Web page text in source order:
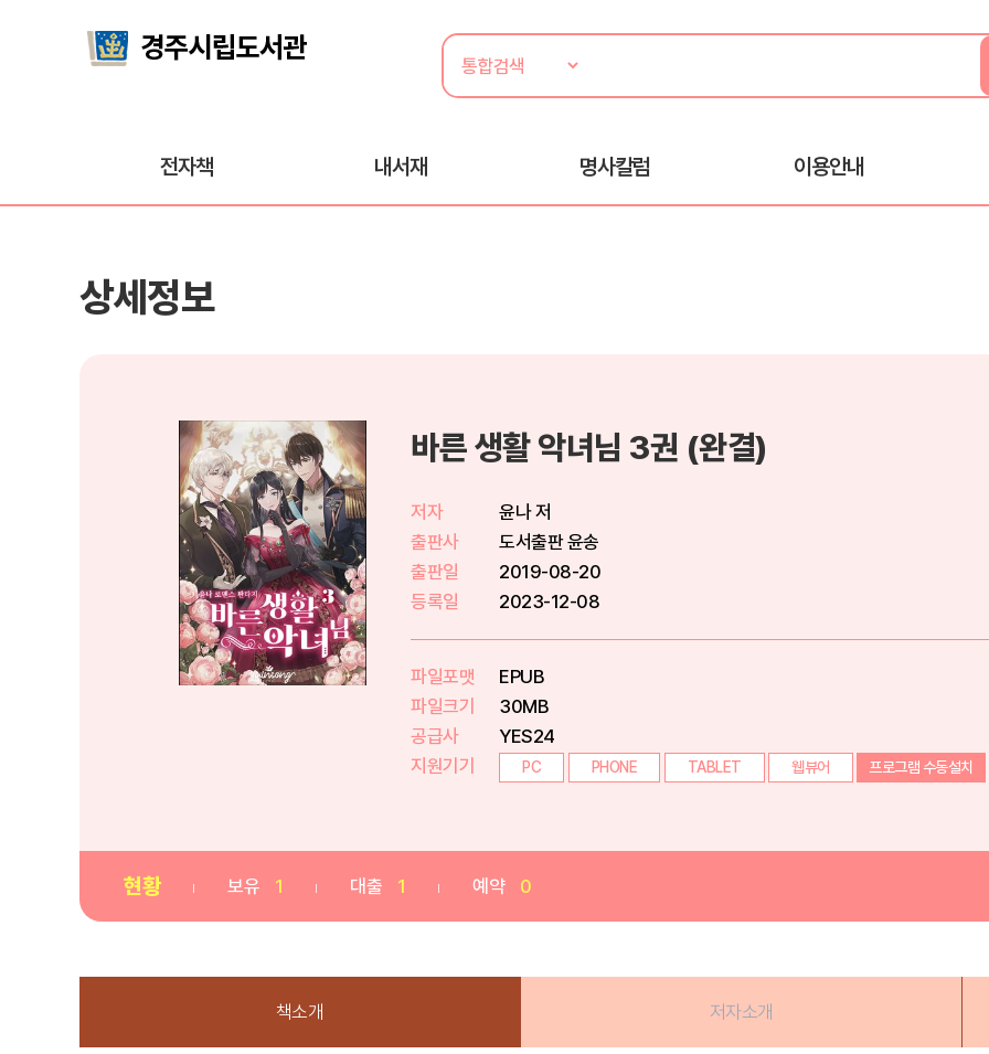
전자책 내서재 명사칼럼 이용안내
상세정보
바른 생활 악녀님 3권 (완결)
저자
윤나 저
출판사
도서출판 윤송
출판일
2019-08-20
등록일
2023-12-08
파일포맷
EPUB
파일크기
30MB
공급사
YES24
지원기기
PC PHONE TABLET 웹뷰어 프로그램 수동설치
현황 보유 1 대출 1 예약 0
책소개 저자소개